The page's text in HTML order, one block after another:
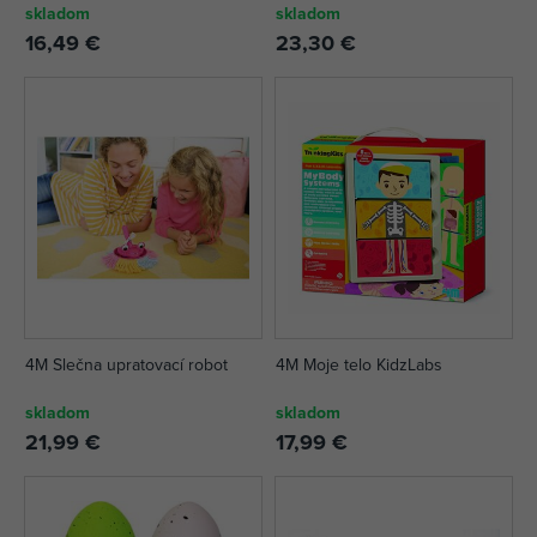
skladom
16,49 €
skladom
23,30 €
4M Slečna upratovací robot
skladom
21,99 €
4M Moje telo KidzLabs
skladom
17,99 €